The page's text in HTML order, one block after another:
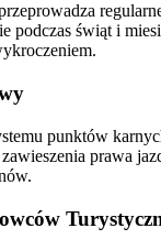
podczas świąt i
punktów
prawa